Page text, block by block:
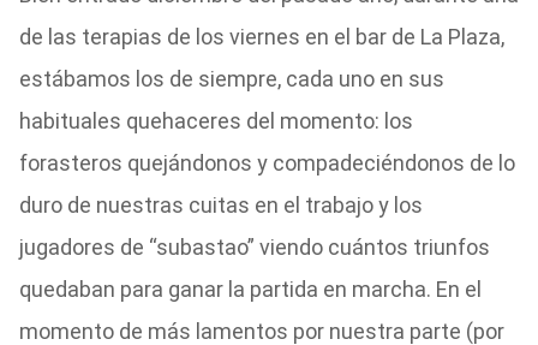
de las terapias de los viernes en el bar de La Plaza,
estábamos los de siempre, cada uno en sus
habituales quehaceres del momento: los
forasteros quejándonos y compadeciéndonos de lo
duro de nuestras cuitas en el trabajo y los
jugadores de “subastao” viendo cuántos triunfos
quedaban para ganar la partida en marcha. En el
momento de más lamentos por nuestra parte (por